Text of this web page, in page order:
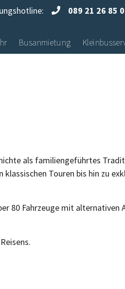
089 21 26 85
Busanmietung
als familiengeführtes
Touren bis hin zu
80 Fahrzeuge mit alternativen